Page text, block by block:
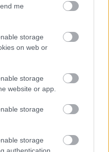
me
storage
on web or
storage
website or app.
storage
storage
authentication
sokkal derűsebb
helyet
így az idei szezon
harcolhatott a legjobb
ráadásul pont akkor